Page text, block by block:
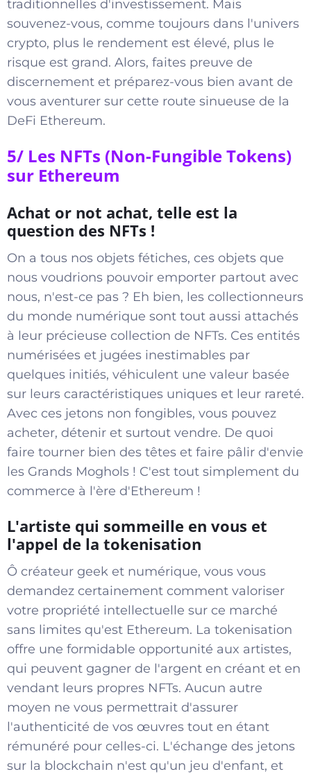
traditionnelles d'investissement. Mais
souvenez-vous, comme toujours dans l'univers
crypto, plus le rendement est élevé, plus le
risque est grand. Alors, faites preuve de
discernement et préparez-vous bien avant de
vous aventurer sur cette route sinueuse de la
DeFi Ethereum.
5/ Les NFTs (Non-Fungible Tokens)
sur Ethereum
Achat or not achat, telle est la
question des NFTs !
On a tous nos objets fétiches, ces objets que
nous voudrions pouvoir emporter partout avec
nous, n'est-ce pas ? Eh bien, les collectionneurs
du monde numérique sont tout aussi attachés
à leur précieuse collection de NFTs. Ces entités
numérisées et jugées inestimables par
quelques initiés, véhiculent une valeur basée
sur leurs caractéristiques uniques et leur rareté.
Avec ces jetons non fongibles, vous pouvez
acheter, détenir et surtout vendre. De quoi
faire tourner bien des têtes et faire pâlir d'envie
les Grands Moghols ! C'est tout simplement du
commerce à l'ère d'Ethereum !
L'artiste qui sommeille en vous et
l'appel de la tokenisation
Ô créateur geek et numérique, vous vous
demandez certainement comment valoriser
votre propriété intellectuelle sur ce marché
sans limites qu'est Ethereum. La tokenisation
offre une formidable opportunité aux artistes,
qui peuvent gagner de l'argent en créant et en
vendant leurs propres NFTs. Aucun autre
moyen ne vous permettrait d'assurer
l'authenticité de vos œuvres tout en étant
rémunéré pour celles-ci. L'échange des jetons
sur la blockchain n'est qu'un jeu d'enfant, et